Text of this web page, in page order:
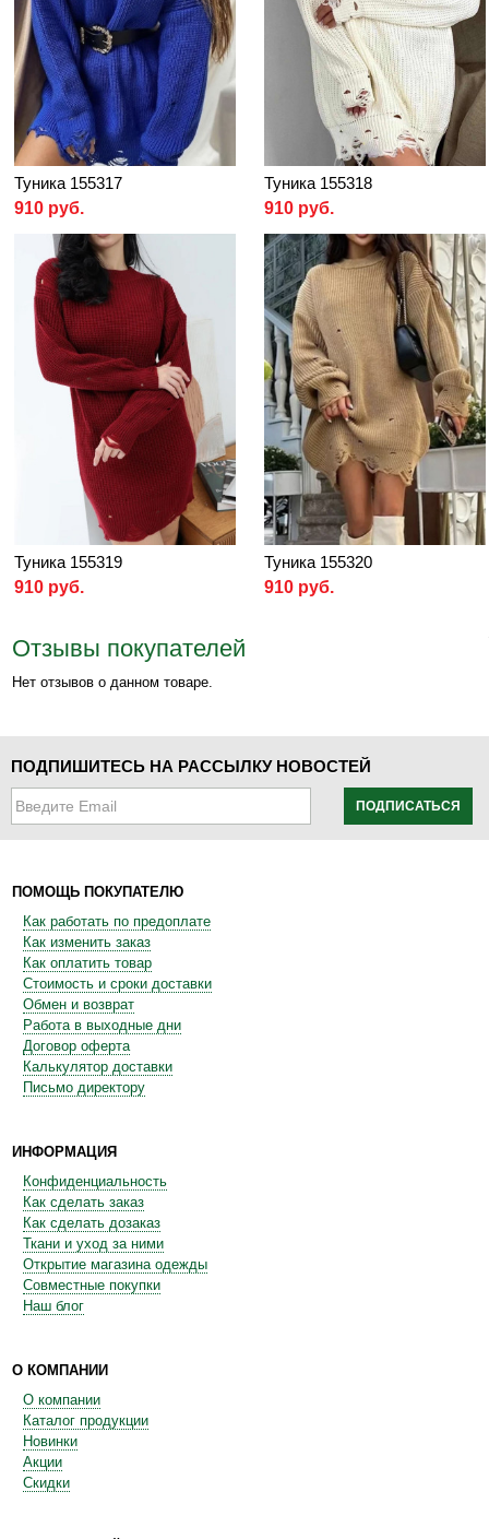
Туника 155317
910 руб.
Туника 155318
910 руб.
Туника 155319
910 руб.
Туника 155320
910 руб.
Отзывы покупателей
Нет отзывов о данном товаре.
ПОДПИШИТЕСЬ НА РАССЫЛКУ НОВОСТЕЙ
ПОДПИСАТЬСЯ
ПОМОЩЬ ПОКУПАТЕЛЮ
Как работать по предоплате
Как изменить заказ
Как оплатить товар
Стоимость и сроки доставки
Обмен и возврат
Работа в выходные дни
Договор оферта
Калькулятор доставки
Письмо директору
ИНФОРМАЦИЯ
Конфиденциальность
Как сделать заказ
Как сделать дозаказ
Ткани и уход за ними
Открытие магазина одежды
Совместные покупки
Наш блог
О КОМПАНИИ
О компании
Каталог продукции
Новинки
Акции
Скидки